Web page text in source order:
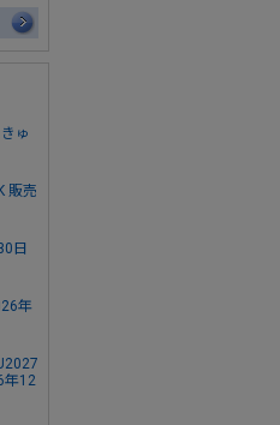
ゅ
販売
日
年
年12